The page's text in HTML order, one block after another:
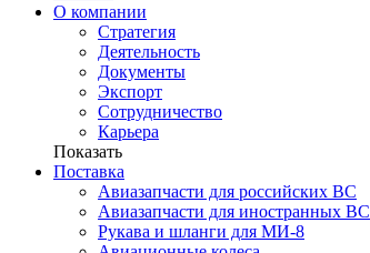
О компании
Стратегия
Деятельность
Документы
Экспорт
Сотрудничество
Карьера
Показать
Поставка
Авиазапчасти для российских ВС
Авиазапчасти для иностранных ВС
Рукава и шланги для МИ-8